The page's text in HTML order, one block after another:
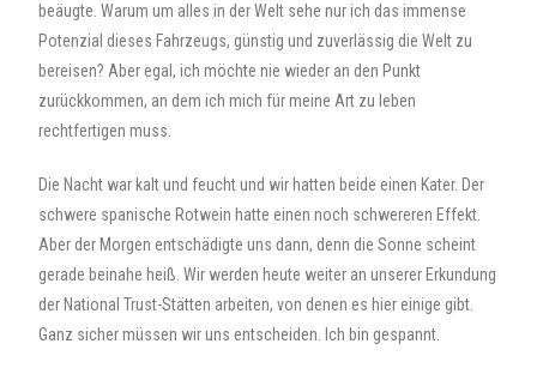
beäugte. Warum um alles in der Welt sehe nur ich das immense
Potenzial dieses Fahrzeugs, günstig und zuverlässig die Welt zu
bereisen? Aber egal, ich möchte nie wieder an den Punkt
zurückkommen, an dem ich mich für meine Art zu leben
rechtfertigen muss.
Die Nacht war kalt und feucht und wir hatten beide einen Kater. Der
schwere spanische Rotwein hatte einen noch schwereren Effekt.
Aber der Morgen entschädigte uns dann, denn die Sonne scheint
gerade beinahe heiß. Wir werden heute weiter an unserer Erkundung
der National Trust-Stätten arbeiten, von denen es hier einige gibt.
Ganz sicher müssen wir uns entscheiden. Ich bin gespannt.